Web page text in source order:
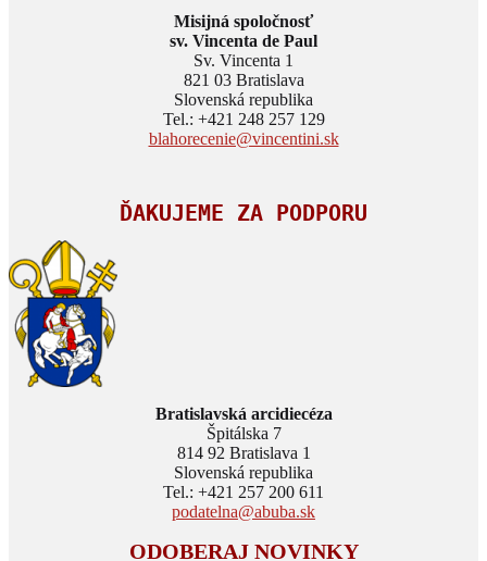
Misijná spoločnosť
sv. Vincenta de Paul
Sv. Vincenta 1
821 03 Bratislava
Slovenská republika
Tel.: +421 248 257 129
blahorecenie@vincentini.sk
ĎAKUJEME ZA PODPORU
Bratislavská arcidiecéza
Špitálska 7
814 92 Bratislava 1
Slovenská republika
Tel.: +421 257 200 611
podatelna@abuba.sk
ODOBERAJ NOVINKY